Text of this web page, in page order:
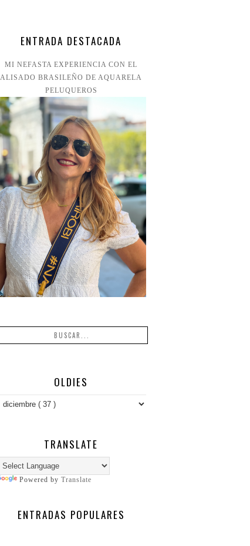
ENTRADA DESTACADA
MI NEFASTA EXPERIENCIA CON EL
ALISADO BRASILEÑO DE AQUARELA
PELUQUEROS
OLDIES
TRANSLATE
Powered by Translate
ENTRADAS POPULARES